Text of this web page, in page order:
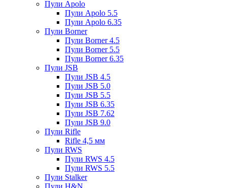
Пули Apolo
Пули Apolo 5.5
Пули Apolo 6.35
Пули Borner
Пули Borner 4.5
Пули Borner 5.5
Пули Borner 6.35
Пули JSB
Пули JSB 4.5
Пули JSB 5.0
Пули JSB 5.5
Пули JSB 6.35
Пули JSB 7.62
Пули JSB 9.0
Пули Rifle
Rifle 4,5 мм
Пули RWS
Пули RWS 4.5
Пули RWS 5.5
Пули Stalker
Пули H&N